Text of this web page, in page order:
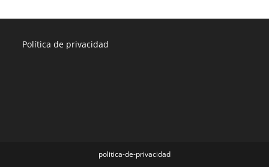
Política de privacidad
politica-de-privacidad